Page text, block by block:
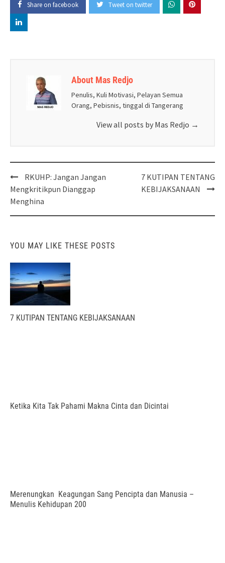
Share on facebook Tweet on twitter
About Mas Redjo
Penulis, Kuli Motivasi, Pelayan Semua
Orang, Pebisnis, tinggal di Tangerang
View all posts by Mas Redjo →
Post
navigation
RKUHP: Jangan Jangan
Mengkritikpun Dianggap
Menghina
7 KUTIPAN TENTANG
KEBIJAKSANAAN
YOU MAY LIKE THESE POSTS
7 KUTIPAN TENTANG KEBIJAKSANAAN
Ketika Kita Tak Pahami Makna Cinta dan Dicintai
Merenungkan Keagungan Sang Pencipta dan Manusia –
Menulis Kehidupan 200